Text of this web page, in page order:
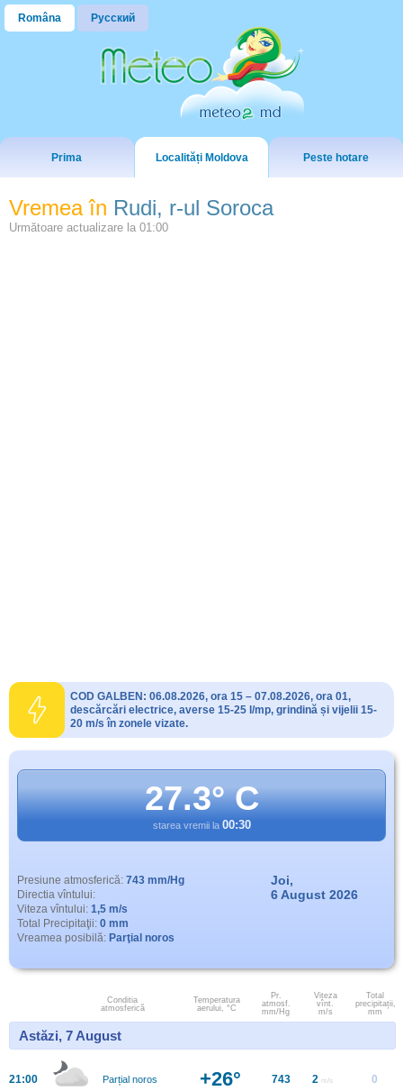
Româna Русский
Prima Localități Moldova Peste hotare
Vremea în Rudi, r-ul Soroca
Următoare actualizare la 01:00
COD GALBEN: 06.08.2026, ora 15 – 07.08.2026, ora 01,
descărcări electrice, averse 15-25 l/mp, grindină și vijelii 15-
20 m/s în zonele vizate.
27.3° C
starea vremii la 00:30
Presiune atmosferică: 743 mm/Hg
Directia vîntului:
Viteza vîntului: 1,5 m/s
Total Precipitaţii: 0 mm
Vreamea posibilă: Parţial noros
Joi,
6 August 2026
Conditia
atmosferică
Temperatura
aerului, °C
Pr.
atmosf.
mm/Hg
Viteza
vînt.
m/s
Total
precipitații,
mm
Astăzi, 7 August
21:00 Parțial noros +26° 743 2 m/s 0